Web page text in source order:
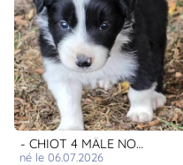
- CHIOT 4 MÂLE NOIR ET BLANC.
né le 06.07.2026